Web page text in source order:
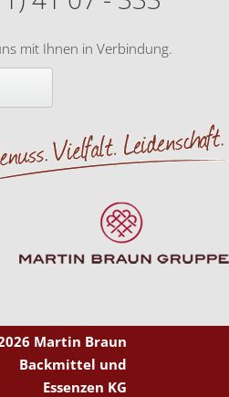
mit Ihnen in Verbindung.
Martin Braun
Backmittel und
Essenzen KG